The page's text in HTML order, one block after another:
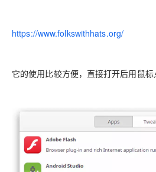
https://www.folkswithhats.org/
它的使用比较方便，直接打开后用鼠标